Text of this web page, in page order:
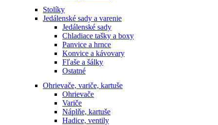
Stolíky
Jedálenské sady a varenie
Jedálenské sady
Chladiace tašky a boxy
Panvice a hrnce
Konvice a kávovary
Fľaše a šálky
Ostatné
Ohrievače, variče, kartuše
Ohrievače
Variče
Náplňe, kartuše
Hadice, ventily